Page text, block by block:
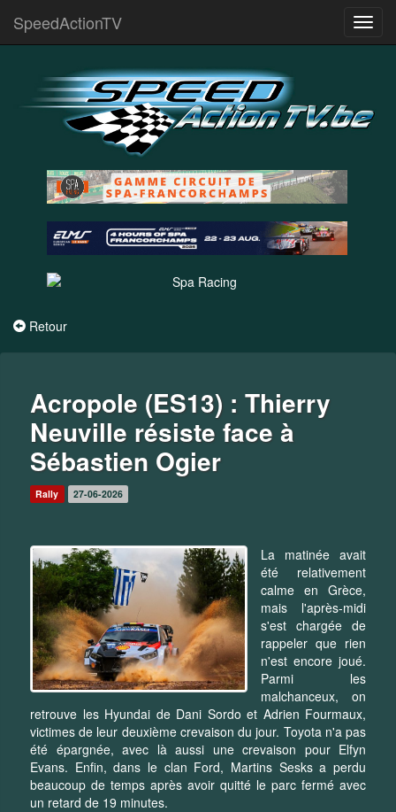
SpeedActionTV
Retour
Acropole (ES13) : Thierry
Neuville résiste face à
Sébastien Ogier
Rally 27-06-2026
La matinée avait
été relativement
calme en Grèce,
mais l'après-midi
s'est chargée de
rappeler que rien
n'est encore joué.
Parmi les
malchanceux, on
retrouve les Hyundai de Dani Sordo et Adrien Fourmaux,
victimes de leur deuxième crevaison du jour. Toyota n'a pas
été épargnée, avec là aussi une crevaison pour Elfyn
Evans. Enfin, dans le clan Ford, Martins Sesks a perdu
beaucoup de temps après avoir quitté le parc fermé avec
un retard de 19 minutes.